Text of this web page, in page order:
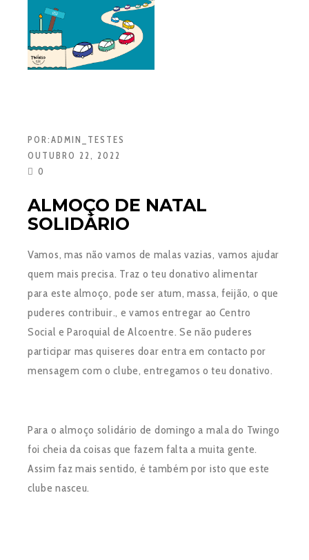
POR:ADMIN_TESTES
OUTUBRO 22, 2022
0
ALMOÇO DE NATAL
SOLIDÁRIO
Vamos, mas não vamos de malas vazias, vamos ajudar
quem mais precisa. Traz o teu donativo alimentar
para este almoço, pode ser atum, massa, feijão, o que
puderes contribuir., e vamos entregar ao Centro
Social e Paroquial de Alcoentre. Se não puderes
participar mas quiseres doar entra em contacto por
mensagem com o clube, entregamos o teu donativo.
Para o almoço solidário de domingo a mala do Twingo
foi cheia da coisas que fazem falta a muita gente.
Assim faz mais sentido, é também por isto que este
clube nasceu.